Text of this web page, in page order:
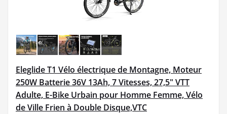
Eleglide T1 Vélo électrique de Montagne, Moteur
250W Batterie 36V 13Ah, 7 Vitesses, 27,5" VTT
Adulte, E-Bike Urbain pour Homme Femme, Vélo
de Ville Frien à Double Disque,VTC